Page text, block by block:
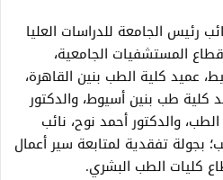
رئيس الجامعة للدراسات العليا
المستشفيات الجامعية،
عميد كلية الطب بنين القاهرة،
كلية طب بنين أسيوط، والدكتور
والدكتور أحمد نوح، نائب
بجولة تفقدية لمتابعة سير أعمال
كليات الطب البشري.